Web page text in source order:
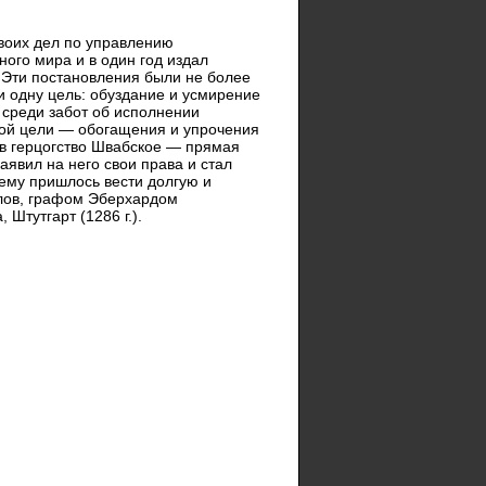
дел по управлению
мира и в один год издал
постановления были не более
одну цель: обуздание и усмирение
забот об исполнении
цели — обогащения и упрочения
герцогство Швабское — прямая
на него свои права и стал
пришлось вести долгую и
графом Эберхардом
(1286 г.).